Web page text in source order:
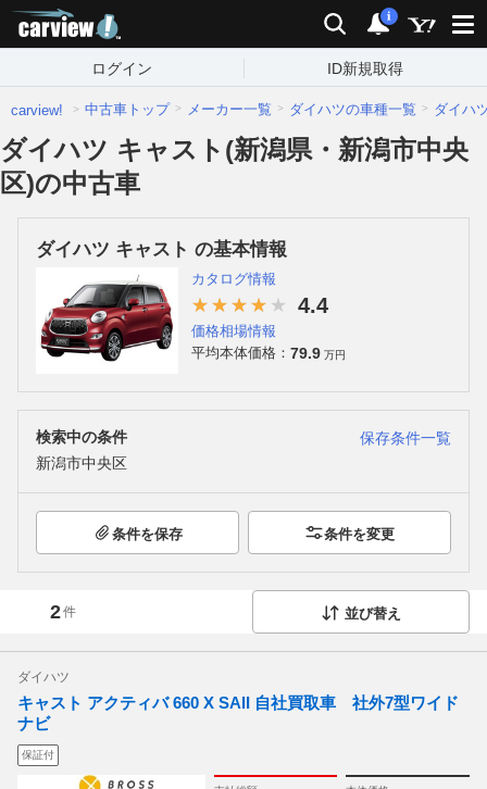
検索 通知
i
ログイン ID新規取得
carview! 中古車トップ メーカー一覧 ダイハツの車種一覧 ダイハ
ダイハツ キャスト(新潟県・新潟市中央
区)の中古車
ダイハツ キャスト の基本情報
カタログ情報
4.4
価格相場情報
平均本体価格： 79.9 万円
検索中の条件
保存条件一覧
新潟市中央区
条件を保存 条件を変更
2件 並び替え
ダイハツ
キャスト アクティバ 660 X SAII 自社買取車 社外7型ワイド
ナビ
保証付